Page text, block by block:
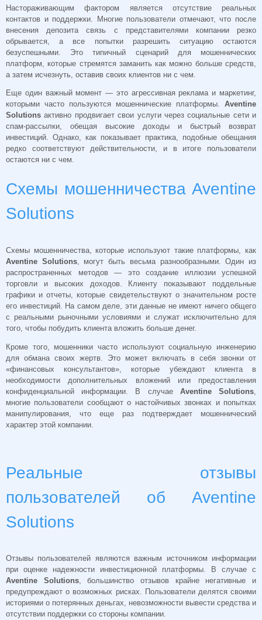
Настораживающим фактором является отсутствие реальных
контактов и поддержки. Многие пользователи отмечают, что после
внесения депозита связь с представителями компании резко
обрывается, а все попытки разрешить ситуацию остаются
безуспешными. Это типичный сценарий для мошеннических
платформ, которые стремятся заманить как можно больше средств,
а затем исчезнуть, оставив своих клиентов ни с чем.
Еще один важный момент — это агрессивная реклама и маркетинг,
которыми часто пользуются мошеннические платформы. Aventine
Solutions активно продвигает свои услуги через социальные сети и
спам-рассылки, обещая высокие доходы и быстрый возврат
инвестиций. Однако, как показывает практика, подобные обещания
редко соответствуют действительности, и в итоге пользователи
остаются ни с чем.
Схемы мошенничества Aventine
Solutions
Схемы мошенничества, которые используют такие платформы, как
Aventine Solutions, могут быть весьма разнообразными. Один из
распространенных методов — это создание иллюзии успешной
торговли и высоких доходов. Клиенту показывают поддельные
графики и отчеты, которые свидетельствуют о значительном росте
его инвестиций. На самом деле, эти данные не имеют ничего общего
с реальными рыночными условиями и служат исключительно для
того, чтобы побудить клиента вложить больше денег.
Кроме того, мошенники часто используют социальную инженерию
для обмана своих жертв. Это может включать в себя звонки от
«финансовых консультантов», которые убеждают клиента в
необходимости дополнительных вложений или предоставления
конфиденциальной информации. В случае Aventine Solutions
многие пользователи сообщают о настойчивых звонках и попытках
манипулирования, что еще раз подтверждает мошеннический
характер этой компании.
Реальные отзывы
пользователей об Aventine
Solutions
Отзывы пользователей являются важным источником информации
при оценке надежности инвестиционной платформы. В случае с
Aventine Solutions, большинство отзывов крайне негативные и
предупреждают о возможных рисках. Пользователи делятся своими
историями о потерянных деньгах, невозможности вывести средства и
отсутствии поддержки со стороны компании.